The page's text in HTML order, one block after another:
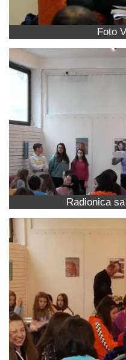
Foto
Radionica